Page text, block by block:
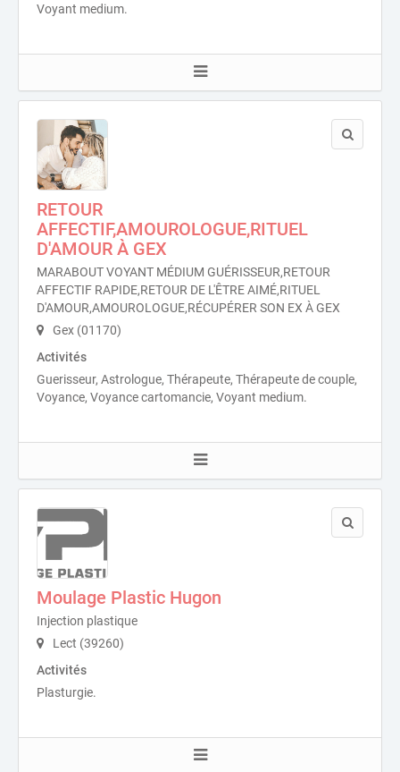
Voyant medium.
RETOUR
AFFECTIF,AMOUROLOGUE,RITUEL
D'AMOUR À GEX
MARABOUT VOYANT MÉDIUM GUÉRISSEUR,RETOUR
AFFECTIF RAPIDE,RETOUR DE L'ÊTRE AIMÉ,RITUEL
D'AMOUR,AMOUROLOGUE,RÉCUPÉRER SON EX À GEX
Gex (01170)
Activités
Guerisseur, Astrologue, Thérapeute, Thérapeute de couple,
Voyance, Voyance cartomancie, Voyant medium.
Moulage Plastic Hugon
Injection plastique
Lect (39260)
Activités
Plasturgie.